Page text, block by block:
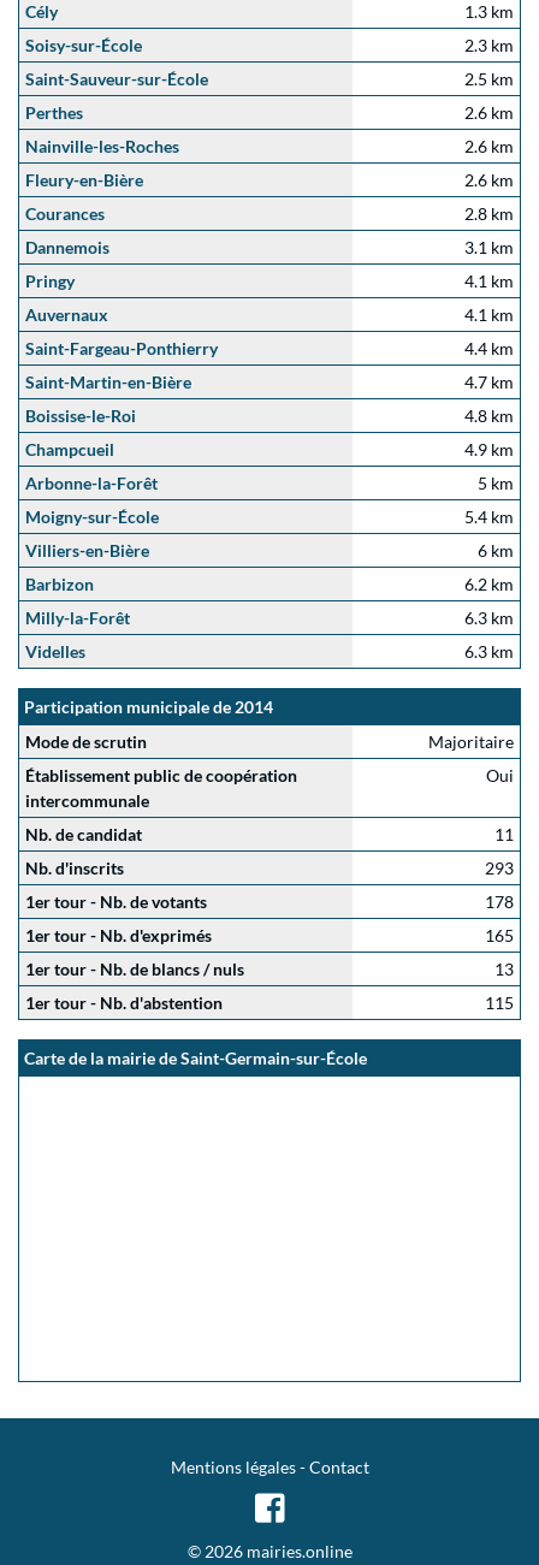
Cély
1.3 km
Soisy-sur-École
2.3 km
Saint-Sauveur-sur-École
2.5 km
Perthes
2.6 km
Nainville-les-Roches
2.6 km
Fleury-en-Bière
2.6 km
Courances
2.8 km
Dannemois
3.1 km
Pringy
4.1 km
Auvernaux
4.1 km
Saint-Fargeau-Ponthierry
4.4 km
Saint-Martin-en-Bière
4.7 km
Boissise-le-Roi
4.8 km
Champcueil
4.9 km
Arbonne-la-Forêt
5 km
Moigny-sur-École
5.4 km
Villiers-en-Bière
6 km
Barbizon
6.2 km
Milly-la-Forêt
6.3 km
Videlles
6.3 km
Participation municipale de 2014
Mode de scrutin
Majoritaire
Établissement public de coopération
intercommunale
Oui
Nb. de candidat
11
Nb. d'inscrits
293
1er tour - Nb. de votants
178
1er tour - Nb. d'exprimés
165
1er tour - Nb. de blancs / nuls
13
1er tour - Nb. d'abstention
115
Carte de la mairie de Saint-Germain-sur-École
Mentions légales-Contact
© 2026 mairies.online